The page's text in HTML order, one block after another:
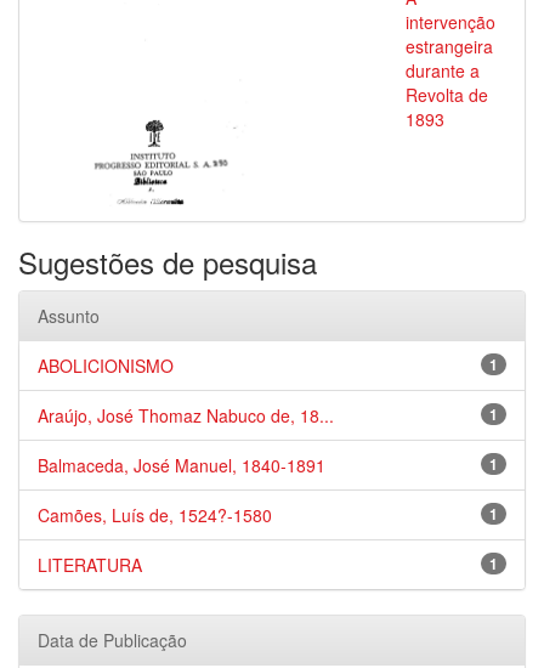
intervenção
estrangeira
durante a
Revolta de
1893
Sugestões de pesquisa
Assunto
1
ABOLICIONISMO
1
Araújo, José Thomaz Nabuco de, 18...
1
Balmaceda, José Manuel, 1840-1891
1
Camões, Luís de, 1524?-1580
1
LITERATURA
Data de Publicação